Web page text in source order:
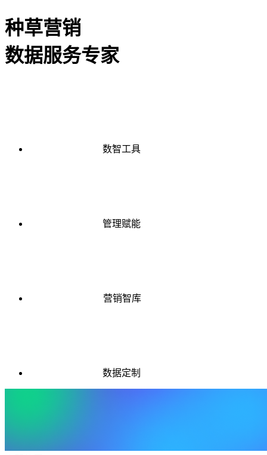
种草营销
数据服务专家
数智工具
管理赋能
营销智库
数据定制